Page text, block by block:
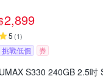
2,899
5 (1)
挑戰低價 券
UMAX S330 240GB 2.5吋